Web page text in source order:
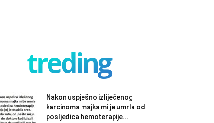
treding
Nakon uspješno izliječenog
karcinoma majka mi je umrla od
posljedica hemoterapije...